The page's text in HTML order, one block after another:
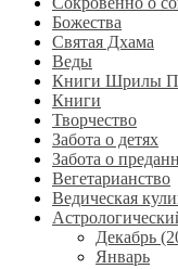
Божества
Святая Дхама
Веды
Книги Шрилы
Книги
Творчество
Забота о детях
Забота о
Вегетарианство
Ведическая
Декабрь
Январь